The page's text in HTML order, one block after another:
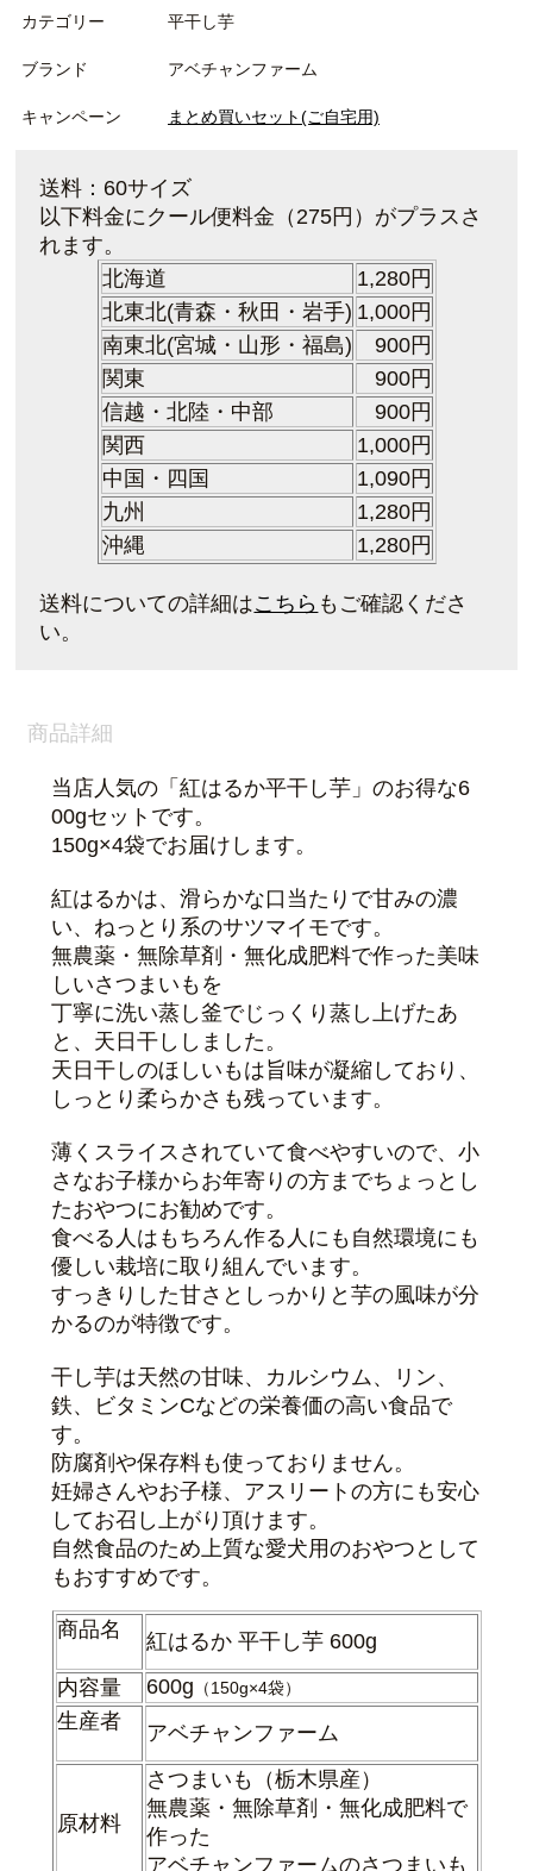
カテゴリー 平干し芋
ブランド アベチャンファーム
キャンペーン まとめ買いセット(ご自宅用)
送料：60サイズ
以下料金にクール便料金（275円）がプラスさ
れます。
北海道
1,280円
北東北(青森・秋田・岩手) 1,000円
南東北(宮城・山形・福島)
900円
関東
900円
信越・北陸・中部
900円
関西
1,000円
中国・四国
1,090円
九州
1,280円
沖縄
1,280円
送料についての詳細はこちら もご確認くださ
い。
商品詳細
当店人気の「紅はるか平干し芋」のお得な6
00gセットです。
150g×4袋でお届けします。
紅はるかは、滑らかな口当たりで甘みの濃
い、ねっとり系のサツマイモです。
無農薬・無除草剤・無化成肥料で作った美味
しいさつまいもを
丁寧に洗い蒸し釜でじっくり蒸し上げたあ
と、天日干ししました。
天日干しのほしいもは旨味が凝縮しており、
しっとり柔らかさも残っています。
薄くスライスされていて食べやすいので、小
さなお子様からお年寄りの方までちょっとし
たおやつにお勧めです。
食べる人はもちろん作る人にも自然環境にも
優しい栽培に取り組んでいます。
すっきりした甘さとしっかりと芋の風味が分
かるのが特徴です。
干し芋は天然の甘味、カルシウム、リン、
鉄、ビタミンCなどの栄養価の高い食品で
す。
防腐剤や保存料も使っておりません。
妊婦さんやお子様、アスリートの方にも安心
してお召し上がり頂けます。
自然食品のため上質な愛犬用のおやつとして
もおすすめです。
商品名
紅はるか 平干し芋 600g
内容量
600g （150g×4袋）
生産者 アベチャンファーム
原材料
さつまいも（栃木県産）
無農薬・無除草剤・無化成肥料で
作った
アベチャンファームのさつまいも